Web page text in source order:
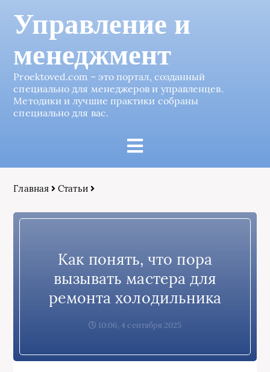
Управление и
менеджмент
Proektoved.com – это портал, созданный
специально для менеджеров и управленцев.
Методики и лучшие практики собраны
специально для вас.
Главная Статьи
Как понять, что пора
вызывать мастера для
ремонта холодильника
10:06, 4 сентября 2025